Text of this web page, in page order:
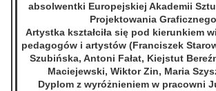
absolwentki Europejskiej Akademii
Projektowania
Artystka kształciła się pod kierunkiem
pedagogów i artystów (Franciszek
Szubińska, Antoni Fałat, Kiejstut
Maciejewski, Wiktor Zin, Maria
Dyplom z wyróżnieniem w pracowni